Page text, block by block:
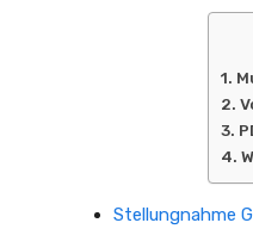
Stellungnahme